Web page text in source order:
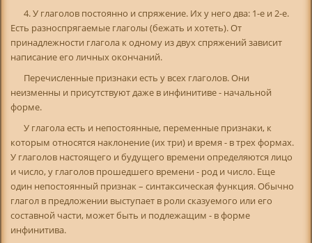
4. У глаголов постоянно и спряжение. Их у него два: 1-е и 2-е.
Есть разноспрягаемые глаголы (бежать и хотеть). От
принадлежности глагола к одному из двух спряжений зависит
написание его личных окончаний.
Перечисленные признаки есть у всех глаголов. Они
неизменны и присутствуют даже в инфинитиве - начальной
форме.
У глагола есть и непостоянные, переменные признаки, к
которым относятся наклонение (их три) и время - в трех формах.
У глаголов настоящего и будущего времени определяются лицо
и число, у глаголов прошедшего времени - род и число. Еще
один непостоянный признак – синтаксическая функция. Обычно
глагол в предложении выступает в роли сказуемого или его
составной части, может быть и подлежащим - в форме
инфинитива.